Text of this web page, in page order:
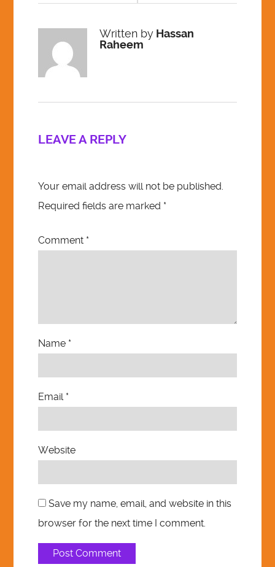
Written by Hassan
Raheem
LEAVE A REPLY
Your email address will not be published.
Required fields are marked *
Comment *
Name *
Email *
Website
Save my name, email, and website in this
browser for the next time I comment.